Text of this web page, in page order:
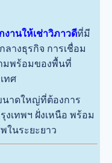
งานให้เช่าวิภาวดีที่มี
างธุรกิจ การเชื่อม
มพร้อมของพื้นที่
ทศ
นาดใหญ่ที่ต้องการ
เทพฯ ฝั่งเหนือ พร้อม
นระยะยาว